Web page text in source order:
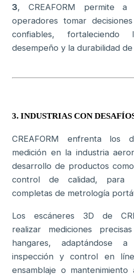
3, CREAFORM permite
operadores tomar
confiables,
desempeño y la durabilidad
3. INDUSTRIAS CON
CREAFORM enfrenta los
medición en la industria
desarrollo de productos
control de calidad, para
completas de metrología
Los escáneres 3D de
realizar mediciones
hangares, adaptándose
inspección y control en
ensamblaje o mantenimiento